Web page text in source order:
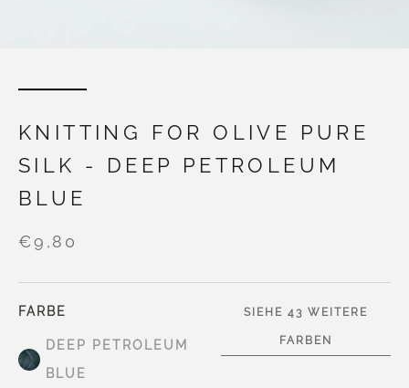
KNITTING FOR OLIVE PURE
SILK - DEEP PETROLEUM
BLUE
€9,80
FARBE
DEEP PETROLEUM
BLUE
SIEHE 43 WEITERE
FARBEN